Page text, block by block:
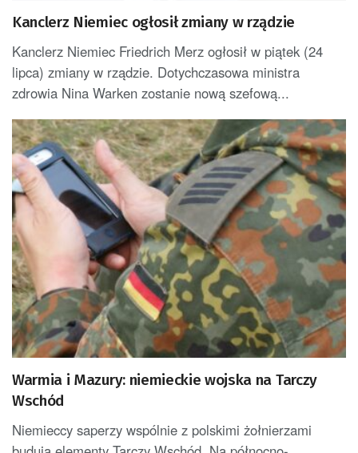
Kanclerz Niemiec ogłosił zmiany w rządzie
Kanclerz Niemiec Friedrich Merz ogłosił w piątek (24
lipca) zmiany w rządzie. Dotychczasowa ministra
zdrowia Nina Warken zostanie nową szefową...
Warmia i Mazury: niemieckie wojska na Tarczy
Wschód
Niemieccy saperzy wspólnie z polskimi żołnierzami